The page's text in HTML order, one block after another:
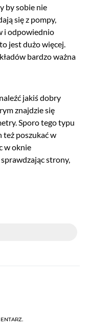
by sobie nie
się z pompy,
i odpowiednio
jest dużo więcej.
bardzo ważna
jakiś dobry
znajdzie się
Sporo tego typu
też poszukać w
w oknie
sprawdzając strony,